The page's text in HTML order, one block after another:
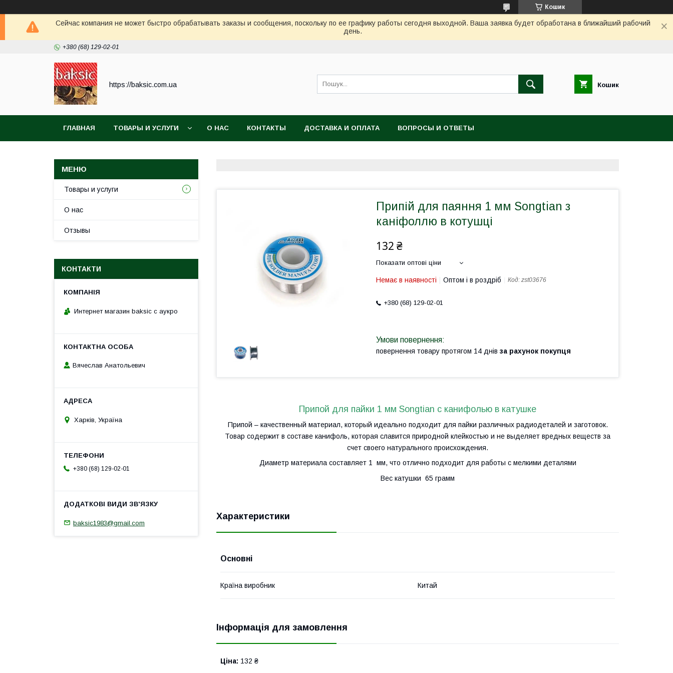
Кошик
Сейчас компания не может быстро обрабатывать заказы и сообщения, поскольку по ее графику работы сегодня выходной. Ваша заявка будет обработана в ближайший рабочий
день.
+380 (68) 129-02-01
https://baksic.com.ua Кошик
ГЛАВНАЯ ТОВАРЫ И УСЛУГИ О НАС КОНТАКТЫ ДОСТАВКА И ОПЛАТА ВОПРОСЫ И ОТВЕТЫ
Припій для паяння 1 мм Songtian з
каніфоллю в котушці
132 ₴
Показати оптові ціни
Немає в наявності Оптом і в роздріб Код: zst03676
+380 (68) 129-02-01
повернення товару протягом 14 днів за рахунок покупця
Припой для пайки 1 мм Songtian с канифолью в катушке
Припой – качественный материал, который идеально подходит для пайки различных радиодеталей и заготовок.
Товар содержит в составе канифоль, которая славится природной клейкостью и не выделяет вредных веществ за
счет своего натурального происхождения.
Диаметр материала составляет 1 мм, что отлично подходит для работы с мелкими деталями
Вес катушки 65 грамм
Характеристики
Основні
Країна виробник Китай
Інформація для замовлення
Ціна: 132 ₴
Товары и услуги
О нас
Отзывы
КОНТАКТИ
Интернет магазин baksic с аукро
Вячеслав Анатольевич
Харків, Україна
+380 (68) 129-02-01
baksic1983@gmail.com